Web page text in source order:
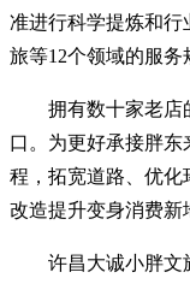
准进行科学提炼和行
旅等12个领域的服务
拥有数十家老店
口。为更好承接胖
程，拓宽道路、优化
改造提升变身消费新
许昌大诚小胖文